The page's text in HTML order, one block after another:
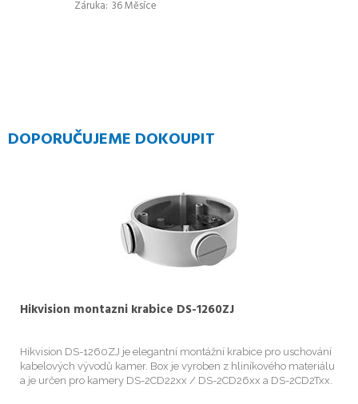
Záruka 36 Měsíce
DOPORUČUJEME DOKOUPIT
Hikvision montazni krabice DS-1260ZJ
Hikvision DS-1260ZJ je elegantní montážní krabice pro uschování
kabelových vývodů kamer. Box je vyroben z hliníkového materiálu
a je určen pro kamery DS-2CD22xx / DS-2CD26xx a DS-2CD2Txx.